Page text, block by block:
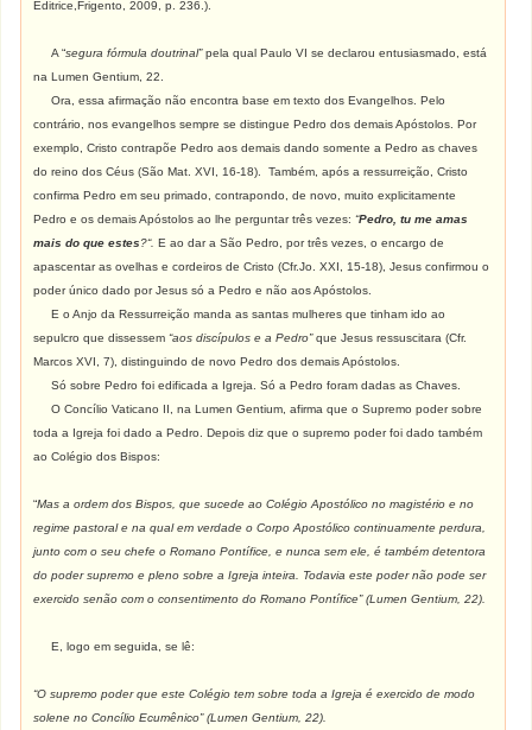
Editrice,Frigento, 2009, p. 236.).
A “segura fórmula doutrinal”pela qual Paulo VI se declarou entusiasmado, está
na Lumen Gentium, 22.
Ora, essa afirmação não encontra base em texto dos Evangelhos. Pelo
contrário, nos evangelhos sempre se distingue Pedro dos demais Apóstolos.Por
exemplo, Cristo contrapõe Pedro aos demais dando somente a Pedro as chaves
do reino dos Céus (São Mat. XVI, 16-18).
Também, após a ressurreição, Cristo
confirma Pedro em seu primado, contrapondo, de novo, muito explicitamente
Pedro e os demais Apóstolos ao lhe perguntar três vezes:“Pedro, tu me amas
mais do que estes?“.E ao dar a São Pedro, por três vezes, o encargo de
apascentar as ovelhas e cordeiros de Cristo (Cfr.Jo. XXI, 15-18), Jesus confirmou o
poder único dado por Jesus só a Pedro e não aos Apóstolos.
E o Anjo da Ressurreição manda as santas mulheres que tinham ido ao
sepulcro que dissessem“aos discípulos e a Pedro”que Jesus ressuscitara (Cfr.
Marcos XVI, 7), distinguindo de novo Pedro dos demais Apóstolos.
Só sobre Pedro foi edificada a Igreja. Só a Pedro foram dadas as Chaves.
O Concílio Vaticano II, na Lumen Gentium, afirma que o Supremo poder sobre
toda a Igreja foi dado a Pedro. Depois diz que o supremo poder foi dado também
ao Colégio dos Bispos:
“Mas a ordem dos Bispos, que sucede ao Colégio Apostólico no magistério e no
regime pastoral e na qual em verdade o Corpo Apostólico continuamente perdura,
junto com o seu chefe o Romano Pontífice, e nunca sem ele, é também detentora
do poder supremo e pleno sobre a Igreja inteira. Todavia este poder não pode ser
exercido senão com o consentimento do Romano Pontífice” (Lumen Gentium, 22).
E, logo em seguida, se lê:
“O supremo poder que este Colégio tem sobre toda a Igreja é exercido de modo
solene no Concílio Ecumênico” (Lumen Gentium, 22).